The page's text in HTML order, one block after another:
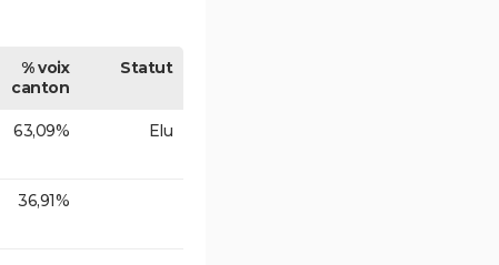
% voix
canton
Statut
63,09% Elu
36,91%